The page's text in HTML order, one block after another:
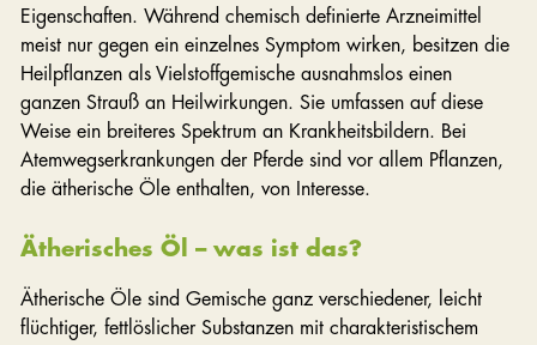
Eigenschaften. Während chemisch definierte Arzneimittel
meist nur gegen ein einzelnes Symptom wirken, besitzen die
Heilpflanzen als Vielstoffgemische ausnahmslos einen
ganzen Strauß an Heilwirkungen. Sie umfassen auf diese
Weise ein breiteres Spektrum an Krankheitsbildern. Bei
Atemwegserkrankungen der Pferde sind vor allem Pflanzen,
die ätherische Öle enthalten, von Interesse.
Ätherisches Öl – was ist das?
Ätherische Öle sind Gemische ganz verschiedener, leicht
flüchtiger, fettlöslicher Substanzen mit charakteristischem